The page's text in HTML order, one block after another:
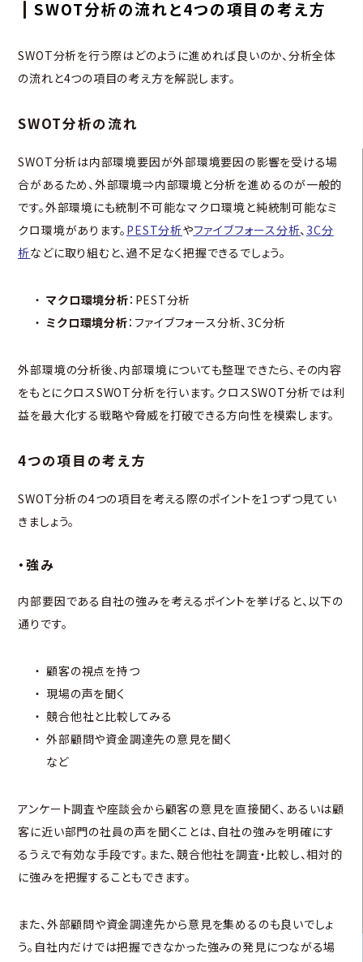
SWOT分析の流れと4つの項目の考え方
SWOT分析を行う際はどのように進めれば良いのか、分析全体
の流れと4つの項目の考え方を解説します。
SWOT分析の流れ
SWOT分析は内部環境要因が外部環境要因の影響を受ける場
合があるため、外部環境⇒内部環境と分析を進めるのが一般的
です。外部環境にも統制不可能なマクロ環境と純統制可能なミ
クロ環境があります。 PEST分析やファイブフォース分析、 3C分
析などに取り組むと、過不足なく把握できるでしょう。
マクロ環境分析：PEST分析
ミクロ環境分析：ファイブフォース分析、3C分析
外部環境の分析後、内部環境についても整理できたら、その内容
をもとにクロスSWOT分析を行います。クロスSWOT分析では利
益を最大化する戦略や脅威を打破できる方向性を模索します。
4つの項目の考え方
SWOT分析の4つの項目を考える際のポイントを1つずつ見てい
きましょう。
・強み
内部要因である自社の強みを考えるポイントを挙げると、以下の
通りです。
顧客の視点を持つ
現場の声を聞く
競合他社と比較してみる
外部顧問や資金調達先の意見を聞く
など
アンケート調査や座談会から顧客の意見を直接聞く、あるいは顧
客に近い部門の社員の声を聞くことは、自社の強みを明確にす
るうえで有効な手段です。また、競合他社を調査・比較し、相対的
に強みを把握することもできます。
また、外部顧問や資金調達先から意見を集めるのも良いでしょ
う。自社内だけでは把握できなかった強みの発見につながる場